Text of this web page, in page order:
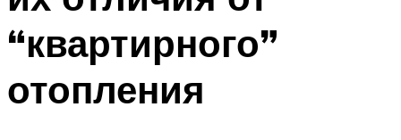
“квартирного”
отопления